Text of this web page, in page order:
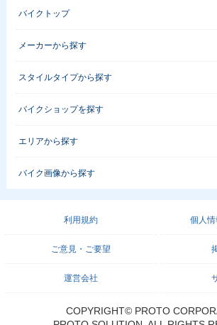
バイクトップ
メーカーから探す
スタイルタイプから探す
バイクショップを探す
エリアから探す
バイク画像から探す
利用規約 個人
ご意見・ご要望
運営会社
COPYRIGHT© PROTO